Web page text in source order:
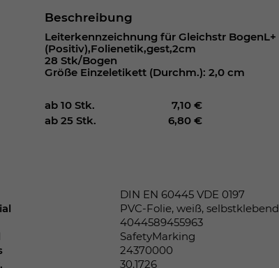
Beschreibung
Leiterkennzeichnung für Gleichstr BogenL+
(Positiv),Folienetik,gest,2cm
28 Stk/Bogen
Größe Einzeletikett (Durchm.): 2,0 cm
ab 10 Stk.
7,10 €
ab 25 Stk.
6,80 €
DIN EN 60445 VDE 0197
PVC-Folie, weiß, selbstklebend
4044589455963
SafetyMarking
24370000
30.1726
um Ihre